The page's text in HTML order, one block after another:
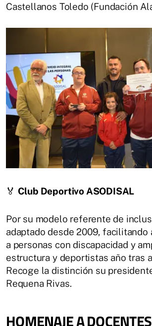
Castellanos Toledo (Fundación
🏅 Club Deportivo ASODISAL
Por su modelo referente de
adaptado desde 2009, facilitando
a personas con discapacidad y
estructura y deportistas año tras
Recoge la distinción su
Requena Rivas.
HOMENAJE A DOCENTES